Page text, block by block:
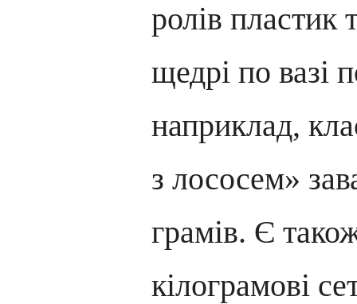
ролів пластик
щедрі по вазі
наприклад,
з лососем»
грамів. Є
кілограмові